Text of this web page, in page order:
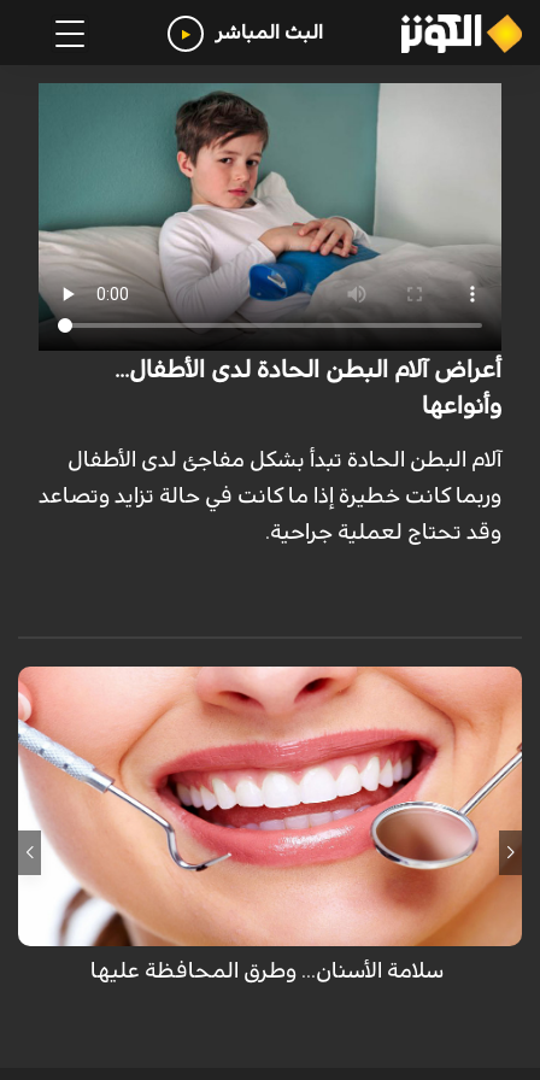
البث المباشر
أعراض آلام البطن الحادة لدى الأطفال...
وأنواعها
آلام البطن الحادة تبدأ بشكل مفاجئ لدى الأطفال
وربما كانت خطيرة إذا ما كانت في حالة تزايد وتصاعد
وقد تحتاج لعملية جراحية.
لم يهب الله عضو للإنسان مرتين سوى الأسنان والتي تظهر للمرة الأولى كأسنان
لبنية ثم تسقط ويخرج مكانها أسناننا العادية ولكن تفريش الأسنان كل يوم غير
كافي للمحافظة عليها ولكن هناك طرق أخرى يجب إتباعها.
سلامة الأسنان... وطرق المحافظة عليها